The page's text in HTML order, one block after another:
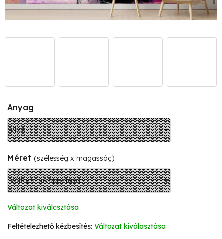
Anyag
Méret (szélesség x magasság)
Változat kiválasztása
Változat kiválasztása